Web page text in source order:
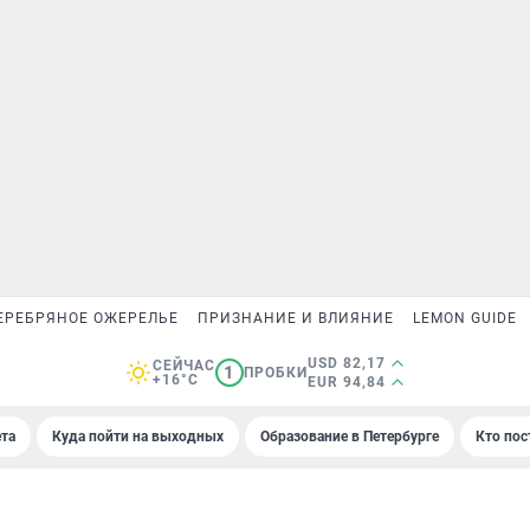
ОЖЕРЕЛЬЕ ПРИЗНАНИЕ И ВЛИЯНИЕ LEMON GUIDE
СЕЙЧАС
+16°C
1 ПРОБКИ
USD 82,17
EUR 94,84
Куда пойти на выходных Образование в Петербурге Кто